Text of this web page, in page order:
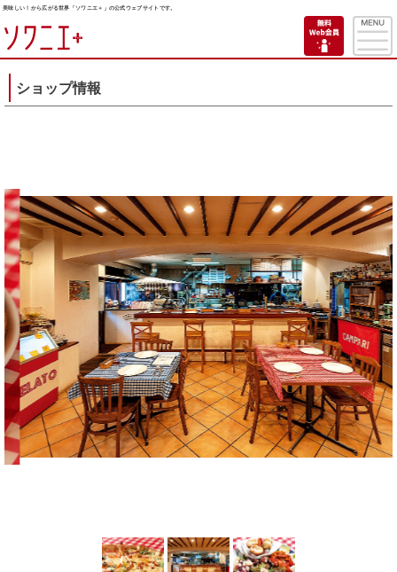
美味しい！から広がる世界「ソワニエ＋」の公式ウェブサイトです。
ショップ情報